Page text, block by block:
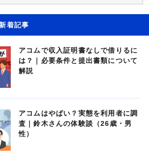
着記事
アコムで収入証明書なしで借りるに
は？｜必要条件と提出書類について
解説
アコムはやばい？実態を利用者に調
査｜鈴木さんの体験談（26歳・男
性）